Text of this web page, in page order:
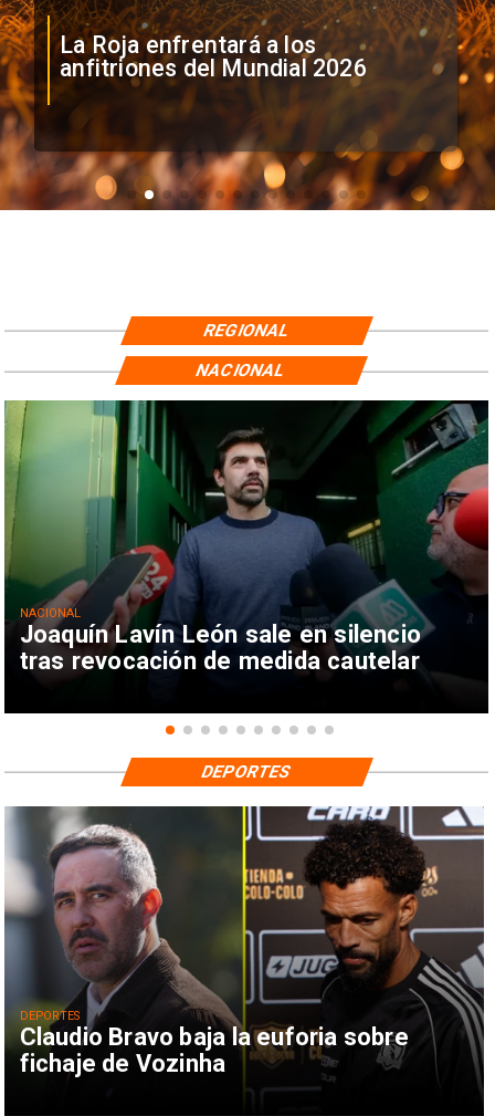
La Roja enfrentará a los
anfitriones del Mundial 2026
REGIONAL
Joaquín Lavín León sale en silencio
tras revocación de medida cautelar
NACIONAL
NACIONAL
Claudio Bravo baja la euforia sobre
fichaje de Vozinha
DEPORTES
DEPORTES